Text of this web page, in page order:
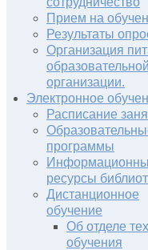
Прием на
Результаты
Организация
образовательной
организации.
Электронное
Расписание
программы
ресурсы
Дистанционное
обучение
Об отделе
обучения